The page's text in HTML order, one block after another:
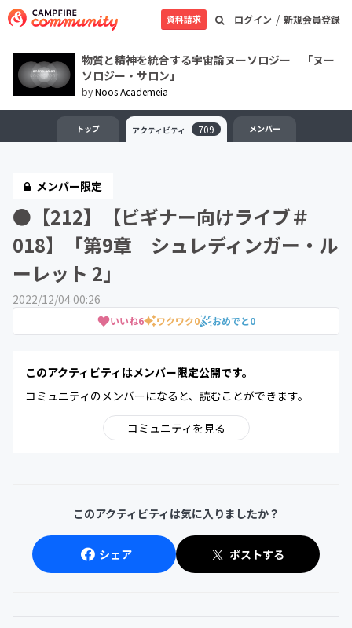
ログイン / 新規会員登録
資料請求
物質と精神を統合する宇宙論ヌーソロジー 「ヌー
ソロジー・サロン」
byNoos Academeia
トップ アクティビティ 709 メンバー
メンバー限定
●【212】【ビギナー向けライブ＃
018】「第9章 シュレディンガー・ル
ーレット 2」
2022/12/04 00:26
いいね6 ワクワク0 おめでと0
このアクティビティはメンバー限定公開です。
コミュニティのメンバーになると、読むことができます。
コミュニティを見る
このアクティビティは気に入りましたか？
シェア ポストする